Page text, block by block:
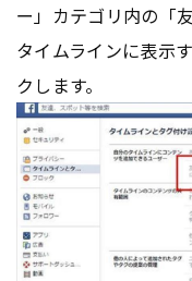
ー」カテゴリ内の「
タイムラインに表示
クします。